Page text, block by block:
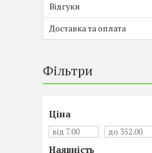
Відгуки
Доставка та оплата
Фільтри
Ціна
Наявність